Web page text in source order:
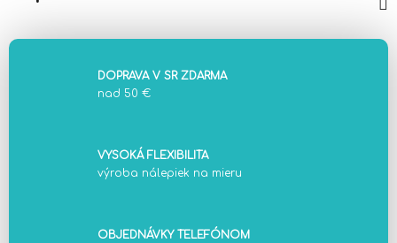
DOPRAVA V SR ZDARMA
nad 50 €
VYSOKÁ FLEXIBILITA
výroba nálepiek na mieru
OBJEDNÁVKY TELEFÓNOM